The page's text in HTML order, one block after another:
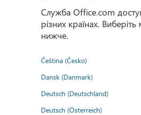
Служба Office.com
різних країнах.
нижче.
Čeština (Česko)
Dansk (Danmark)
Deutsch (Deutschland)
Deutsch (Österreich)